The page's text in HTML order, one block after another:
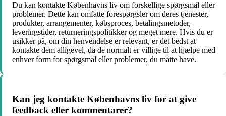
Du kan kontakte Københavns liv om forskellige spørgsmål eller
problemer. Dette kan omfatte forespørgsler om deres tjenester,
produkter, arrangementer, købsproces, betalingsmetoder,
leveringstider, returneringspolitikker og meget mere. Hvis du er
usikker på, om din henvendelse er relevant, er det bedst at
kontakte dem alligevel, da de normalt er villige til at hjælpe med
enhver form for spørgsmål eller problemer, du måtte have.
Kan jeg kontakte Københavns liv for at give
feedback eller kommentarer?